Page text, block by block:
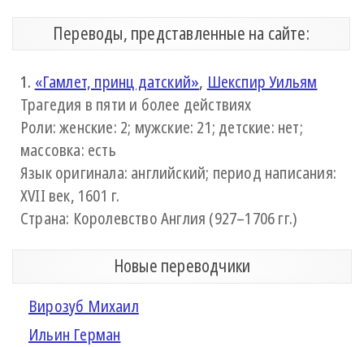
Переводы, представленные на сайте:
1. «Гамлет, принц датский», Шекспир Уильям
Трагедия в пяти и более действиях
Роли: женские: 2; мужские: 21; детские: нет;
массовка: есть
Язык оригинала: английский; период написания:
XVII век, 1601 г.
Страна: Королевство Англия (927–1706 гг.)
Новые переводчики
Вирозуб Михаил
Ильин Герман